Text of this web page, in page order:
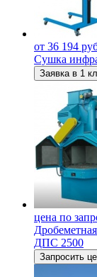
от 36 194
Сушка
Заявка в 1
цена по
ДПС 2500
Запросить